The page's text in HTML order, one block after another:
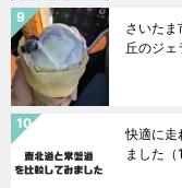
さいた
丘のジ
快適に走
ました